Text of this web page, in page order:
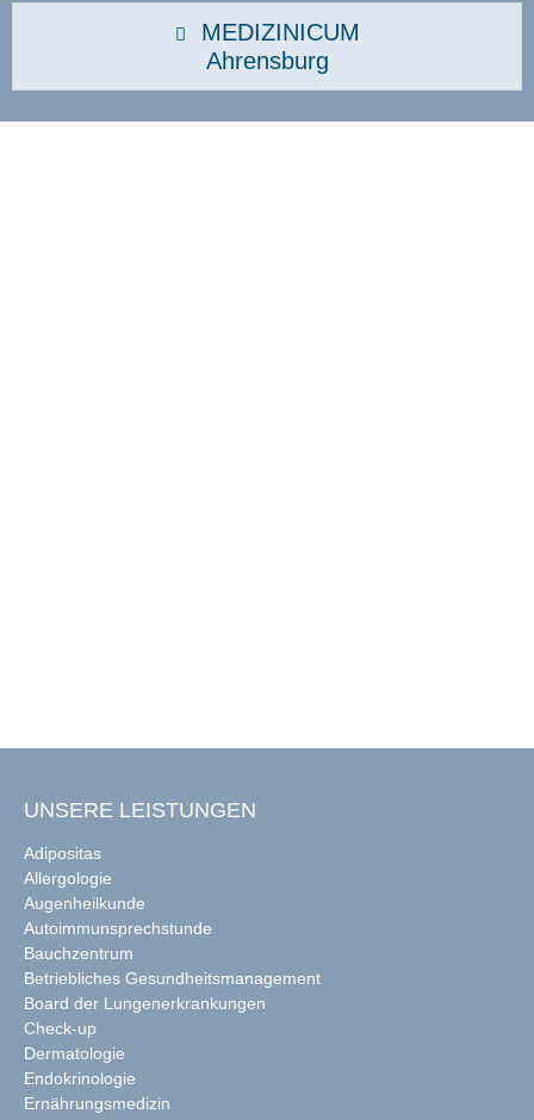
MEDIZINICUM
Ahrensburg
UNSERE LEISTUNGEN
Adipositas
Allergologie
Augenheilkunde
Autoimmunsprechstunde
Bauchzentrum
Betriebliches Gesundheitsmanagement
Board der Lungenerkrankungen
Check-up
Dermatologie
Endokrinologie
Ernährungsmedizin